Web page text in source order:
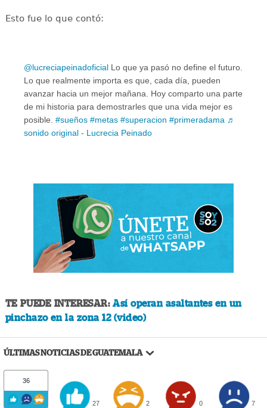
Esto fue lo que contó:
@lucreciapeinadoficial Lo que ya pasó no define el futuro.
Lo que realmente importa es que, cada día, pueden
avanzar hacia un mejor mañana. Hoy comparto una parte
de mi historia para demostrarles que una vida mejor es
posible. #sueños #metas #superacion #primeradama ♬
sonido original - Lucrecia Peinado
TE PUEDE INTERESAR:Así operan asaltantes en un
pinchazo en la zona 12 (video)
ÚLTIMAS NOTICIAS DE GUATEMALA
36
27 2 0 7